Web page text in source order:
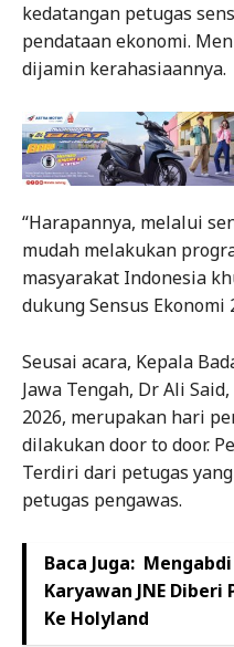
kedatangan petugas
pendataan ekonomi.
dijamin kerahasiaannya.
“Harapannya, melalui
mudah melakukan
masyarakat Indonesia
dukung Sensus Ekonomi
Seusai acara, Kepala
Jawa Tengah, Dr Ali
2026, merupakan hari
dilakukan door to door.
Terdiri dari petugas
petugas pengawas.
Baca Juga:
Karyawan JNE
Ke Holyland